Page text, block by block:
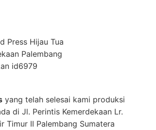
Press Hijau Tua
Palembang
id6979
yang telah selesai kami produksi
di Jl. Perintis Kemerdekaan Lr.
Timur II Palembang Sumatera